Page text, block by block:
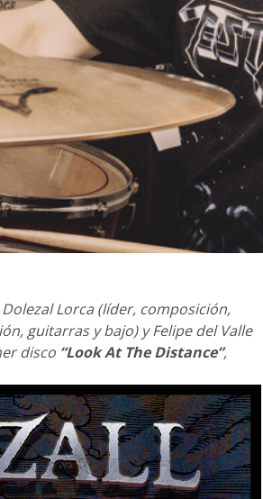
Lorca (líder, composición,
guitarras y bajo) y Felipe del Valle
disco “Look At The Distance”,